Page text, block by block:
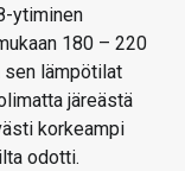
ytiminen
180 – 220
sen lämpötilat
järeästä
korkeampi
odotti.